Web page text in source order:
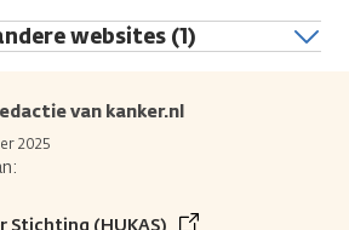
websites (1)
van kanker.nl
2025
Stichting (HUKAS)